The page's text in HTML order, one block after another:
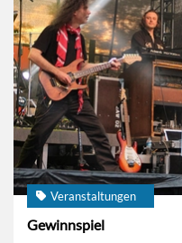
Veranstaltungen
Gewinnspiel